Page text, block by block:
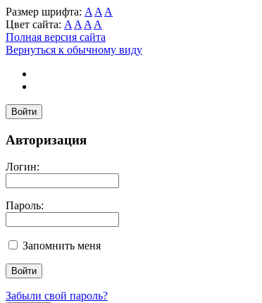
Размер шрифта: A A A
Цвет сайта: A A A A
Полная версия сайта
Вернуться к обычному виду
Войти
Авторизация
Логин:
Пароль:
Запомнить меня
Забыли свой пароль?